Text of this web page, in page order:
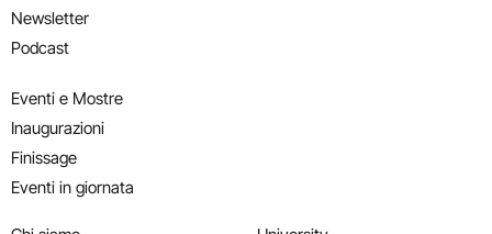
Newsletter
Podcast
Eventi e Mostre
Inaugurazioni
Finissage
Eventi in giornata